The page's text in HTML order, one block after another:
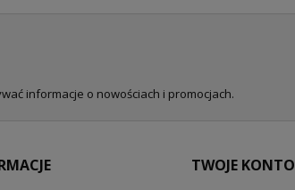
informacje o nowościach i promocjach.
TWOJE KONTO